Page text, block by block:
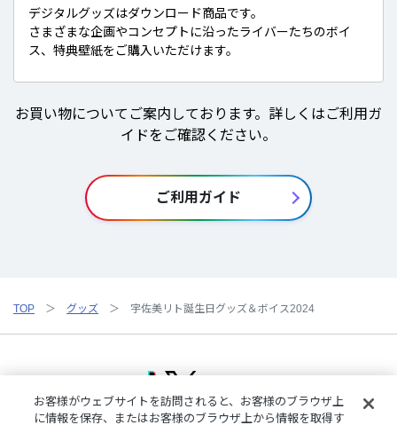
デジタルグッズはダウンロード商品です。
さまざまな企画やコンセプトに沿ったライバーたちのボイ
ス、特典壁紙をご購入いただけます。
お買い物についてご案内しております。詳しくはご利用ガ
イドをご確認ください。
ご利用ガイド
TOP グッズ 宇佐美リト誕生日グッズ＆ボイス2024
お客様がウェブサイトを訪問されると、お客様のブラウザ上
に情報を保存、またはお客様のブラウザ上から情報を取得す